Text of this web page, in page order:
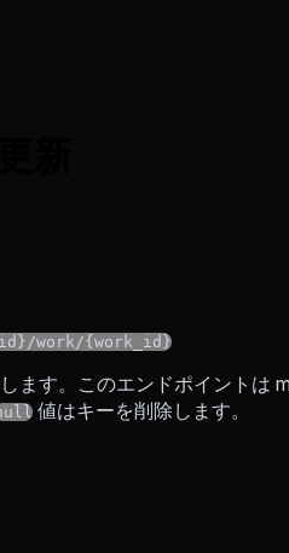
work/{work_id}
ます。このエンドポイントは
値はキーを削除します。